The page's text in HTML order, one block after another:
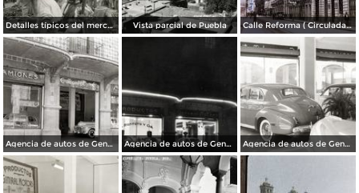
Detalles típicos del mercado Vista parcial de Puebla Calle Reforma ( Circulada el 15 de Marzo de 1933 ).
Agencia de autos de General Motors Agencia de autos de General Motors Agencia de autos de General Motors